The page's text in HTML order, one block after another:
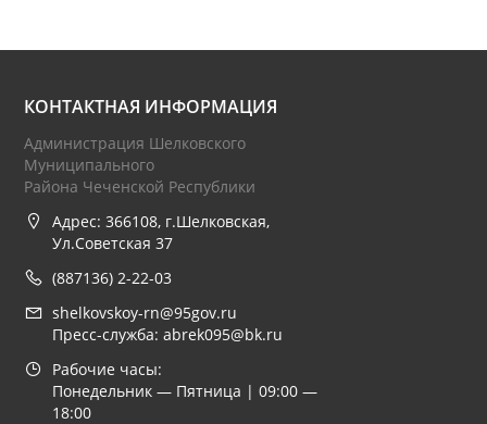
КОНТАКТНАЯ ИНФОРМАЦИЯ
Администрация Шелковского
Муниципального
Района Чеченской Республики
Адрес: 366108, г.Шелковская,
Ул.Советская 37
(887136) 2-22-03
shelkovskoy-rn@95gov.ru
Пресс-служба: abrek095@bk.ru
Рабочие часы:
Понедельник — Пятница | 09:00 —
18:00